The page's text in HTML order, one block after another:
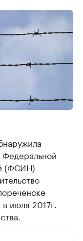
Федеральной
(ФСИН)
июля 2017г.